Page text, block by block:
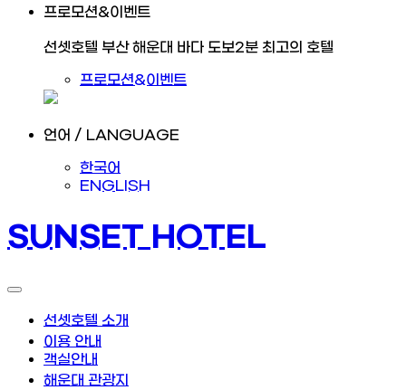
프로모션&이벤트
선셋호텔 부산 해운대 바다 도보2분 최고의 호텔
프로모션&이벤트
언어 / LANGUAGE
한국어
ENGLISH
SUNSET HOTEL
선셋호텔 소개
이용 안내
객실안내
해운대 관광지